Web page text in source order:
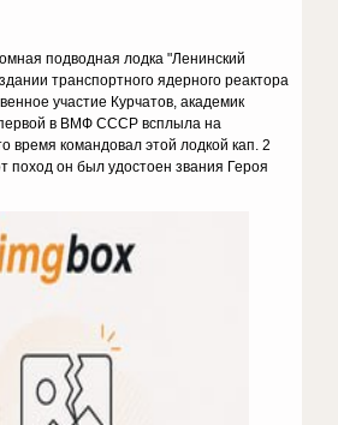
подводная лодка "Ленинский
транспортного ядерного реактора
участие Курчатов, академик
в ВМФ СССР всплыла на
время командовал этой лодкой кап. 2
поход он был удостоен звания Героя